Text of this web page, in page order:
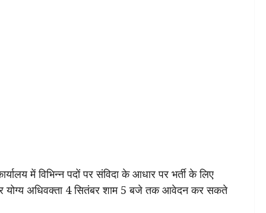
में विभिन्न पदों पर संविदा के आधार पर भर्ती के लिए
योग्य अधिवक्ता 4 सितंबर शाम 5 बजे तक आवेदन कर सकते